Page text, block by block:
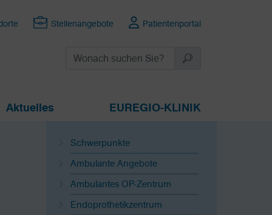
Stellenangebote Patientenportal
Aktuelles EUREGIO-KLINIK
Schwerpunkte
Ambulante Angebote
Ambulantes OP-Zentrum
Endoprothetikzentrum